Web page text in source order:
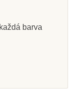
barva